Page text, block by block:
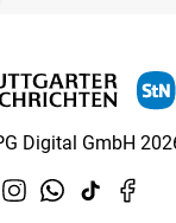
Digital GmbH